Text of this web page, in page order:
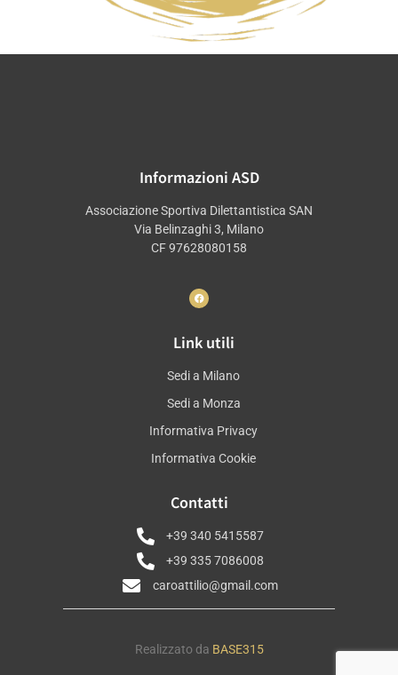
Informazioni ASD
Associazione Sportiva Dilettantistica SAN
Via Belinzaghi 3, Milano
CF 97628080158
Link utili
Sedi a Milano
Sedi a Monza
Informativa Privacy
Informativa Cookie
Contatti
+39 340 5415587
+39 335 7086008
caroattilio@gmail.com
Realizzato da BASE315